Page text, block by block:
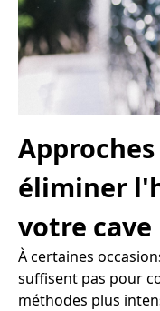
éliminer
votre cave
À certaines
suffisent pas pour
méthodes plus